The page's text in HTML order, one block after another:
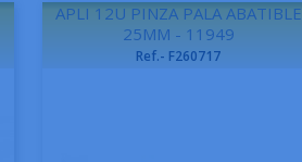
APLI 12U PINZA PALA ABATIBLE
25MM - 11949
Ref.- F260717